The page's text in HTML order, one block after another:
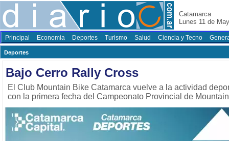
Catamarca
Lunes 11 de
Principal Economia Deportes Turismo Salud Ciencia y Tecno
Deportes
Bajo Cerro Rally Cross
El Club Mountain Bike Catamarca vuelve a la actividad
con la primera fecha del Campeonato Provincial de